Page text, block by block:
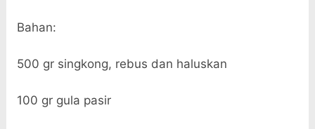
Bahan:
500 gr singkong, rebus dan haluskan
100 gr gula pasir